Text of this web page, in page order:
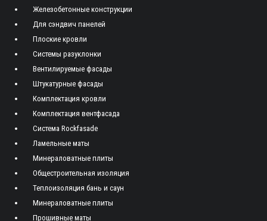
Железобетонные конструкции
Для сэндвич панелей
Плоские кровли
Системы разуклонки
Вентилируемые фасады
Штукатурные фасады
Комплектация кровли
Комплектация вентфасада
Система Rockfasade
Ламельные маты
Минераловатные плиты
Общестроительная изоляция
Теплоизоляция бань и саун
Минераловатные плиты
Прошивные маты